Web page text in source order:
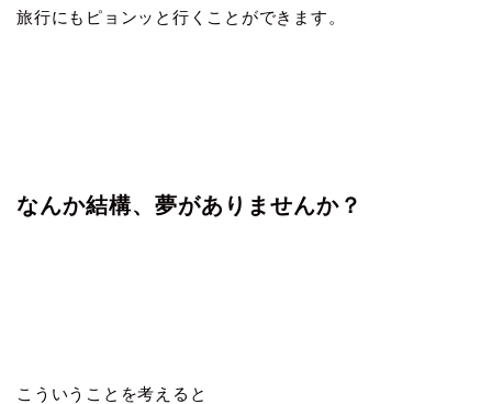
旅行にもピョンッと行くことができます。
なんか結構、夢がありませんか？
こういうことを考えると